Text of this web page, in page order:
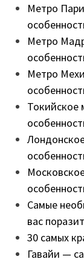
Метро
Метро
Метро
Токийское
Самые
вас
30 самых
Гавайи —